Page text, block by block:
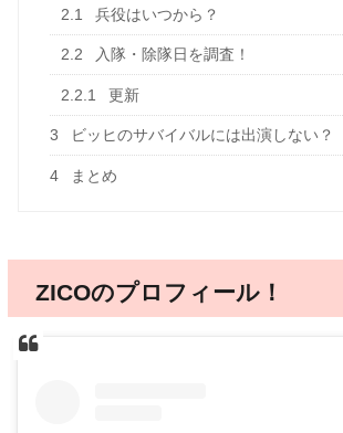
2.1 兵役はいつから？
2.2 入隊・除隊日を調査！
2.2.1 更新
3 ビッヒのサバイバルには出演しない？
4 まとめ
ZICOのプロフィール！